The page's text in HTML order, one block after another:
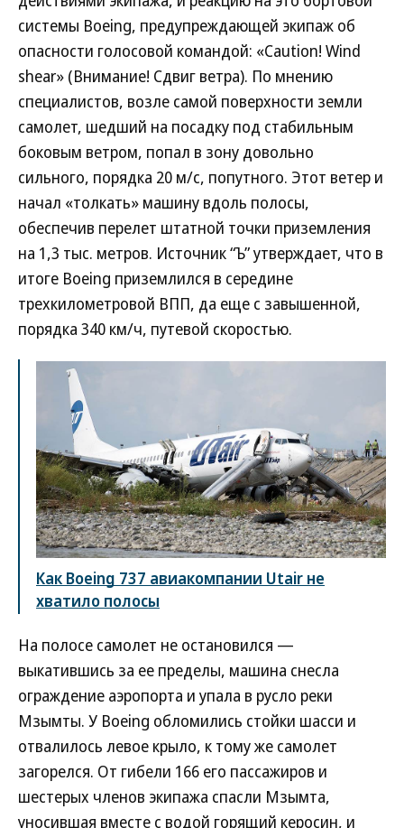
системы Boeing, предупреждающей экипаж об
опасности голосовой командой: «Caution! Wind
shear» (Внимание! Сдвиг ветра). По мнению
специалистов, возле самой поверхности земли
самолет, шедший на посадку под стабильным
боковым ветром, попал в зону довольно
сильного, порядка 20 м/с, попутного. Этот ветер и
начал «толкать» машину вдоль полосы,
обеспечив перелет штатной точки приземления
на 1,3 тыс. метров. Источник “Ъ” утверждает, что в
итоге Boeing приземлился в середине
трехкилометровой ВПП, да еще с завышенной,
порядка 340 км/ч, путевой скоростью.
Как Boeing 737 авиакомпании Utair не
хватило полосы
На полосе самолет не остановился —
выкатившись за ее пределы, машина снесла
ограждение аэропорта и упала в русло реки
Мзымты. У Boeing обломились стойки шасси и
отвалилось левое крыло, к тому же самолет
загорелся. От гибели 166 его пассажиров и
шестерых членов экипажа спасли Мзымта,
уносившая вместе с водой горящий керосин, и